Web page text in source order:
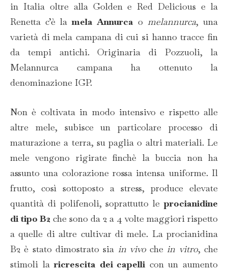
in Italia oltre alla Golden e Red Delicious e la
Renetta c’è lamela Annurcao melannurca, una
varietà di mela campana di cui si hanno tracce fin
da tempi antichi. Originaria di Pozzuoli, la
Melannurca campana ha ottenuto la
denominazione IGP.
Non è coltivata in modo intensivo e rispetto alle
altre mele, subisce un particolare processo di
maturazione a terra, su paglia o altri materiali. Le
mele vengono rigirate finchè la buccia non ha
assunto una colorazione rossa intensa uniforme. Il
frutto, così sottoposto a stress, produce elevate
quantità di polifenoli, soprattutto leprocianidine
di tipo B2 che sono da 2 a 4 volte maggiori rispetto
a quelle di altre cultivar di mele. La procianidina
B2 è stato dimostrato sia in vivochein vitro, che
stimoli laricrescita dei capellicon un aumento